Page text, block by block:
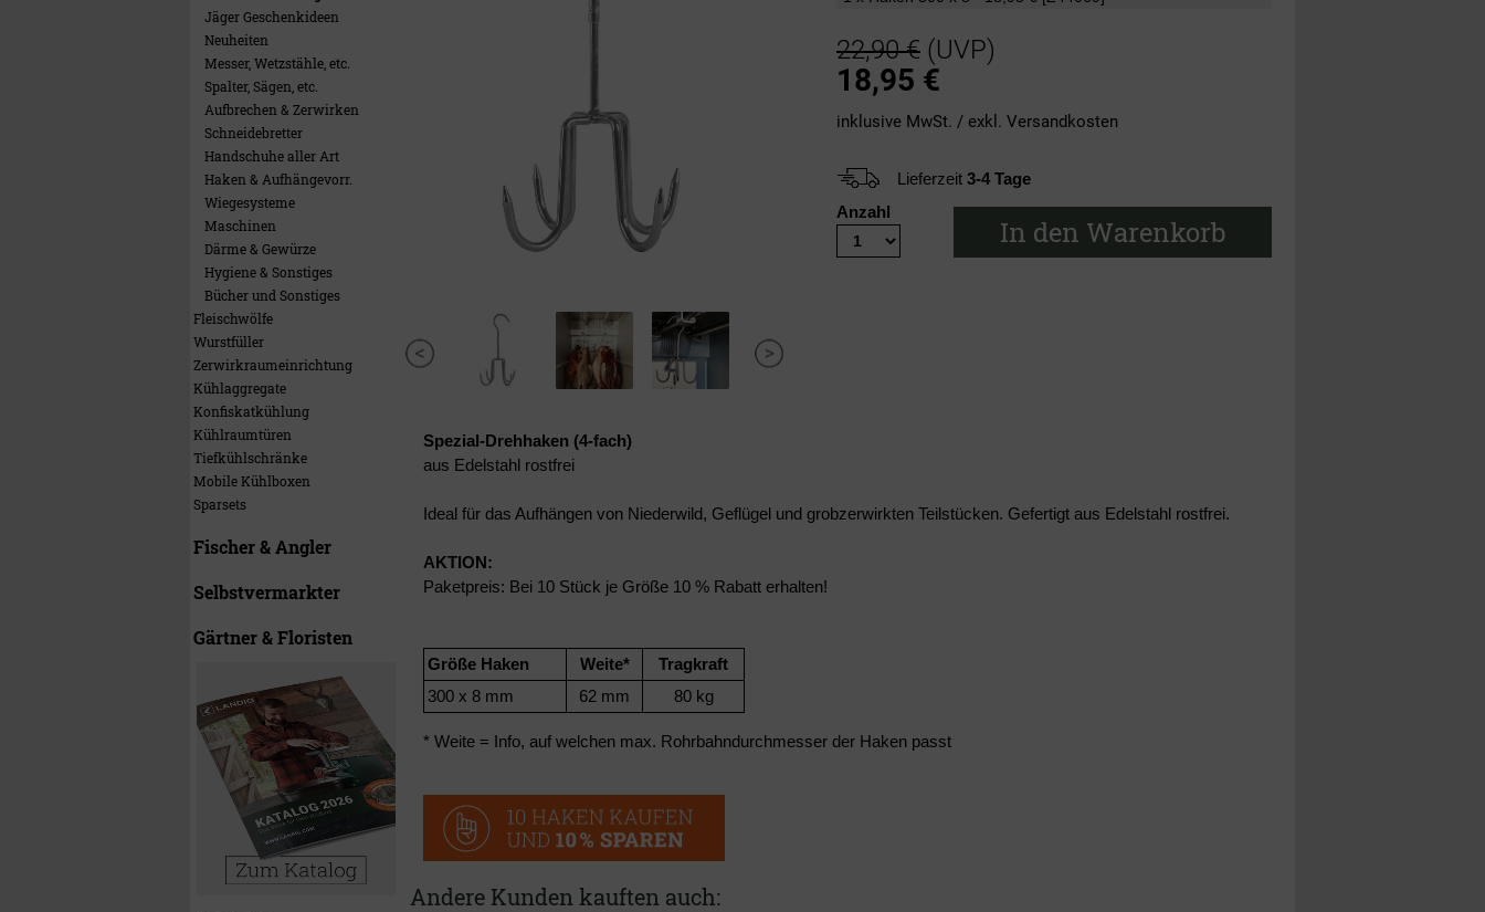
Jäger Geschenkideen
Neuheiten
Messer, Wetzstähle, etc.
Spalter, Sägen, etc.
Aufbrechen & Zerwirken
Schneidebretter
Handschuhe aller Art
Haken & Aufhängevorr.
Wiegesysteme
Maschinen
Därme & Gewürze
Hygiene & Sonstiges
Bücher und Sonstiges
Fleischwölfe
Wurstfüller
Zerwirkraumeinrichtung
Kühlaggregate
Konfiskatkühlung
Kühlraumtüren
Tiefkühlschränke
Mobile Kühlboxen
Sparsets
Fischer & Angler
Selbstvermarkter
Gärtner & Floristen
22,90 € (UVP)
18,95 €
inklusive MwSt. / exkl. Versandkosten
Lieferzeit 3-4 Tage
Anzahl
In den Warenkorb
Spezial-Drehhaken (4-fach)
aus Edelstahl rostfrei
Ideal für das Aufhängen von Niederwild, Geflügel und grobzerwirkten Teilstücken. Gefertigt aus Edelstahl rostfrei.
AKTION:
Paketpreis: Bei 10 Stück je Größe 10 % Rabatt erhalten!
Größe Haken Weite*
Tragkraft
300 x 8 mm
62 mm 80 kg
* Weite = Info, auf welchen max. Rohrbahndurchmesser der Haken passt
Andere Kunden kauften auch: